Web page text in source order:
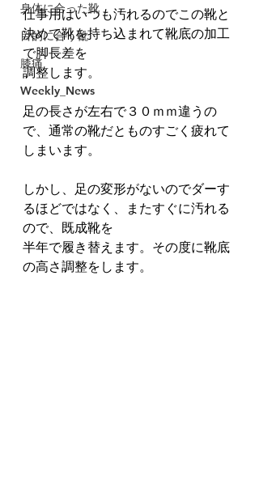
身体に合った靴
目的に合う靴
膝痛
Weekly_News
仕事用はいつも汚れるのでこの靴と
決めて靴を持ち込まれて靴底の加工
で脚長差を
調整します。
足の長さが左右で３０ｍｍ違うの
で、通常の靴だとものすごく疲れて
しまいます。
しかし、足の変形がないのでダーす
るほどではなく、またすぐに汚れる
ので、既成靴を
半年で履き替えます。その度に靴底
の高さ調整をします。